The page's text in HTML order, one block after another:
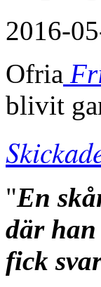
2016-
Ofria
blivit
"En
där
fick